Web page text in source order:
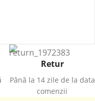
Retur
Până la 14 zile de la data
comenzii